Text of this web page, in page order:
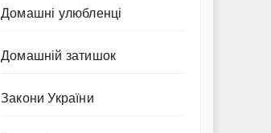
Домашні улюбленці
Домашній затишок
Закони України